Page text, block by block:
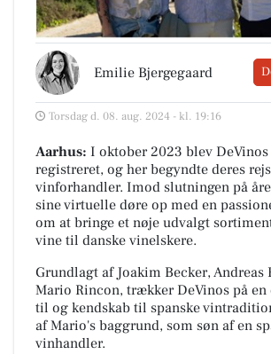
Emilie Bjergegaard
Torsdag d. 08. aug. 2024 - kl. 19:16
Aarhus: I oktober 2023 blev DeVinos
registreret, og her begyndte deres
vinforhandler. Imod slutningen på
sine virtuelle døre op med en
om at bringe et nøje udvalgt
vine til danske vinelskere.
Grundlagt af Joakim Becker, Andreas
Mario Rincon, trækker DeVinos på
til og kendskab til spanske
af Mario's baggrund, som søn af en
vinhandler.